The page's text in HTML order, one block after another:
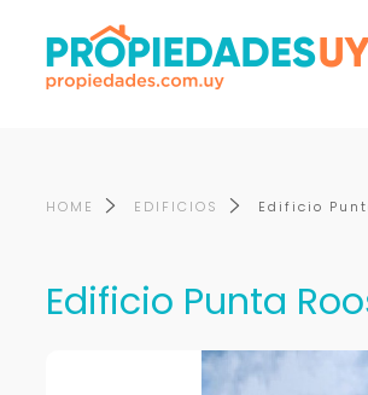
HOME EDIFICIOS Edificio
Edificio Punta